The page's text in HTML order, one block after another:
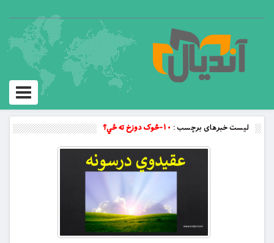
Toggle
لیست خبرهای برچسب : ۱۰-څوک دوزخ ته ځي؟